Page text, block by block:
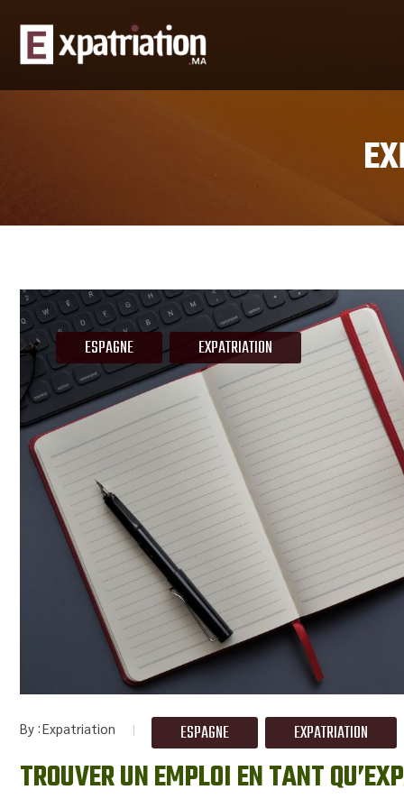
ESPAGNE EXPATRIATION
By Expatriation ESPAGNE EXPATRIATION
TROUVER UN EMPLOI EN TANT